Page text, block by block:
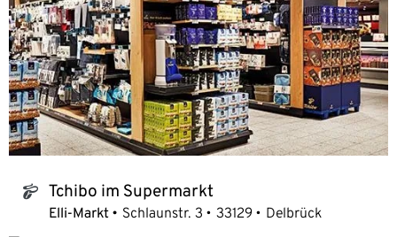
tchibo_logo Tchibo im Supermarkt
Elli-Markt Schlaunstr. 3 33129 Delbrück